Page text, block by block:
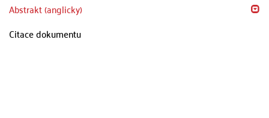
Abstrakt (anglicky)
Citace dokumentu